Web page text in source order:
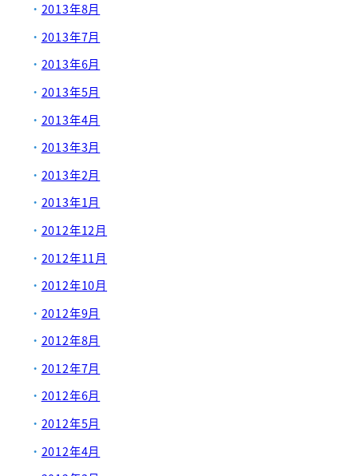
2013年8月
2013年7月
2013年6月
2013年5月
2013年4月
2013年3月
2013年2月
2013年1月
2012年12月
2012年11月
2012年10月
2012年9月
2012年8月
2012年7月
2012年6月
2012年5月
2012年4月